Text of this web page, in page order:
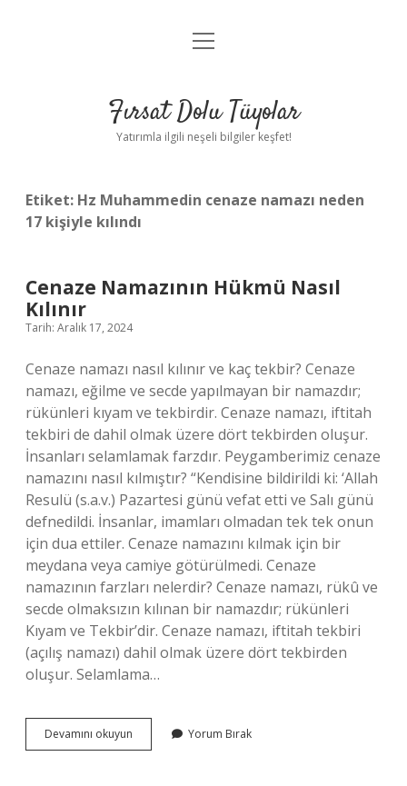
Gizlilik Politikası
Yasal Uyarı
menüyü
Fırsat Dolu Tüyolar
Yatırımla ilgili neşeli bilgiler keşfet!
Etiket: Hz Muhammedin cenaze namazı neden
17 kişiyle kılındı
Cenaze Namazının Hükmü Nasıl
Kılınır
Tarih: Aralık 17, 2024
Cenaze namazı nasıl kılınır ve kaç tekbir? Cenaze
namazı, eğilme ve secde yapılmayan bir namazdır;
rükünleri kıyam ve tekbirdir. Cenaze namazı, iftitah
tekbiri de dahil olmak üzere dört tekbirden oluşur.
İnsanları selamlamak farzdır. Peygamberimiz cenaze
namazını nasıl kılmıştır? “Kendisine bildirildi ki: ‘Allah
Resulü (s.a.v.) Pazartesi günü vefat etti ve Salı günü
defnedildi. İnsanlar, imamları olmadan tek tek onun
için dua ettiler. Cenaze namazını kılmak için bir
meydana veya camiye götürülmedi. Cenaze
namazının farzları nelerdir? Cenaze namazı, rükû ve
secde olmaksızın kılınan bir namazdır; rükünleri
Kıyam ve Tekbir’dir. Cenaze namazı, iftitah tekbiri
(açılış namazı) dahil olmak üzere dört tekbirden
oluşur. Selamlama…
Devamını okuyun
Namazının
Yorum Bırak